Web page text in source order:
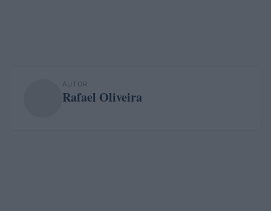
AUTOR
Rafael Oliveira